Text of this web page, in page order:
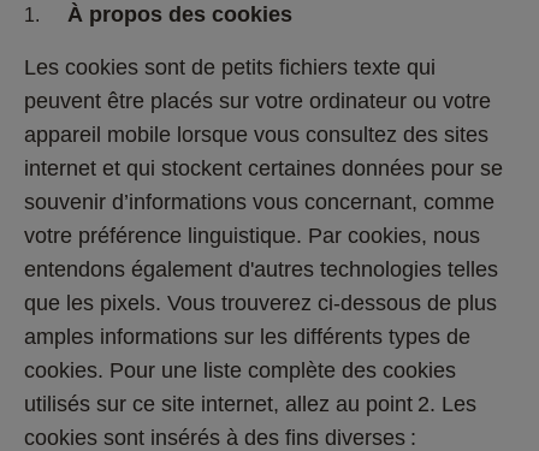
À propos des cookies
Les cookies sont de petits fichiers texte qui
peuvent être placés sur votre ordinateur ou votre
appareil mobile lorsque vous consultez des sites
internet et qui stockent certaines données pour se
souvenir d’informations vous concernant, comme
votre préférence linguistique. Par cookies, nous
entendons également d'autres technologies telles
que les pixels. Vous trouverez ci-dessous de plus
amples informations sur les différents types de
cookies. Pour une liste complète des cookies
utilisés sur ce site internet, allez au point 2. Les
cookies sont insérés à des fins diverses :